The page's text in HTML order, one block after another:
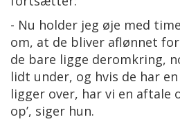
- Nu holder jeg øje med
om, at de bliver aflønnet for
de bare ligge deromkring,
lidt under, og hvis de har
ligger over, har vi en aftale
op’, siger hun.